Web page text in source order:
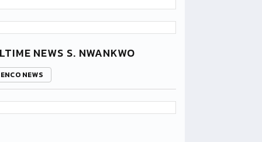
NEWS S. NWANKWO
NEWS